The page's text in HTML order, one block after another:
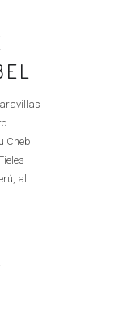
Chebl
al